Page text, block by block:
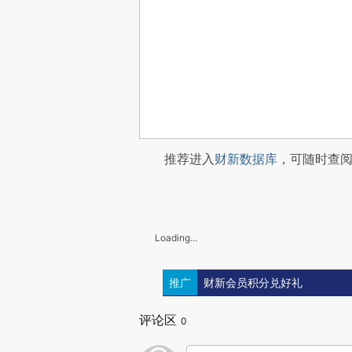
推荐进入财新数据库 ，可随时查
Loading...
推广 财新会员积分兑好礼
评论区 0